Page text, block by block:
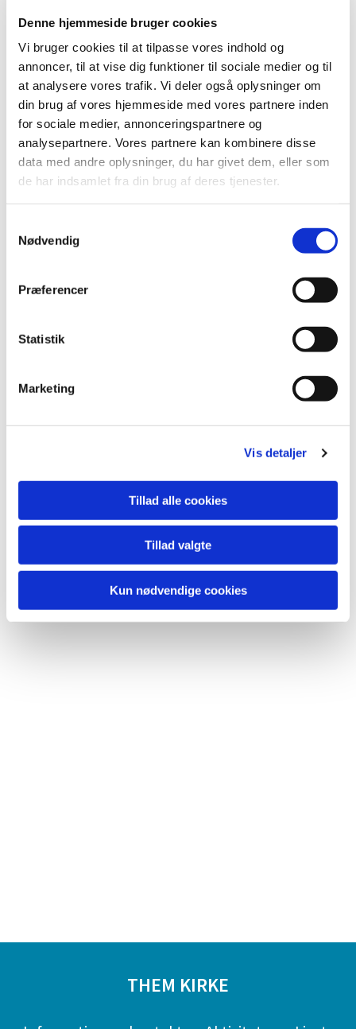
Denne hjemmeside bruger cookies
Vi bruger cookies til at tilpasse vores indhold og
annoncer, til at vise dig funktioner til sociale medier og til
at analysere vores trafik. Vi deler også oplysninger om
din brug af vores hjemmeside med vores partnere inden
for sociale medier, annonceringspartnere og
analysepartnere. Vores partnere kan kombinere disse
data med andre oplysninger, du har givet dem, eller som
de har indsamlet fra din brug af deres tjenester.
Nødvendig
Præferencer
Statistik
Marketing
Vis detaljer
Tillad alle cookies
Tillad valgte
Kun nødvendige cookies
HVOR: Undervisningen foregår i sognehuset.
Forløbet er gratis.
Tilmelding her:
https://forms.churchdesk.com/f...
Du vil måske også kunne
lide...
THEM KIRKE